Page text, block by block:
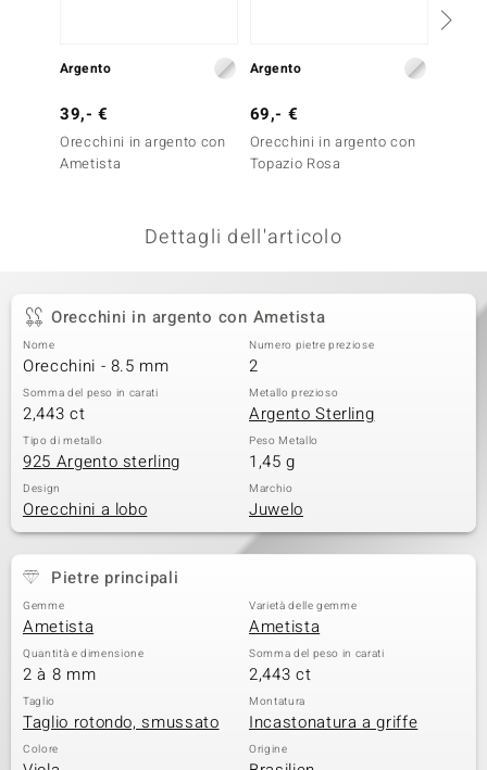
Collection
Classics
Argento
39,- €
Orecchini in argento con
Ametista
Argento
69,- €
Orecchini in argento con
Topazio Rosa
Dettagli dell'articolo
Orecchini in argento con Ametista
Nome
Orecchini - 8.5 mm
Numero pietre preziose
2
Somma del peso in carati
2,443 ct
Metallo prezioso
Argento Sterling
Tipo di metallo
925 Argento sterling
Peso Metallo
1,45 g
Design
Orecchini a lobo
Marchio
Juwelo
Pietre principali
Gemme
Ametista
Varietà delle gemme
Ametista
Quantità e dimensione
2 à 8 mm
Somma del peso in carati
2,443 ct
Taglio
Taglio rotondo, smussato
Montatura
Incastonatura a griffe
Colore Origine